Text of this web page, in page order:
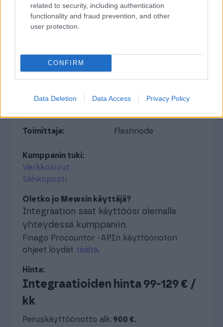
related to security, including authentication
functionality and fraud prevention, and other
user protection.
CONFIRM
Data Deletion Data Access Privacy Policy
INTEGRAATIO
Toimiala:
Toimittaja: Flashnode
Kumppanin tuki:
Verkkosivut
Sähköposti
Oletko jo Mewsin käyttäjä?
Integraation saat käyttöösi olemalla
yhteydessä kumppaniin.
Finago Procountor -APIn käyttöönoton
ohjeet löydät täältä.
Hinta:
Integraatioiden hinta 99-129 € /
kk
Peruskäyttöönotto alk. 900 €.